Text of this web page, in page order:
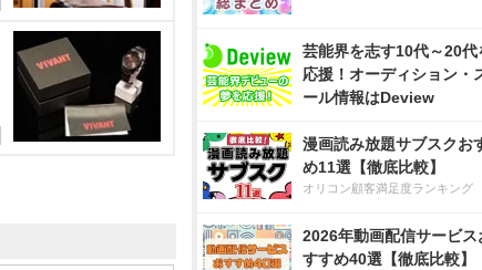
芸能界を志す10代～20代
応援！オーディション・
ール情報はDeview
漫画読み放題サブスクお
め11選【徹底比較】
オリコン顧客満足度ランキング
2026年動画配信サービス
すすめ40選【徹底比較】